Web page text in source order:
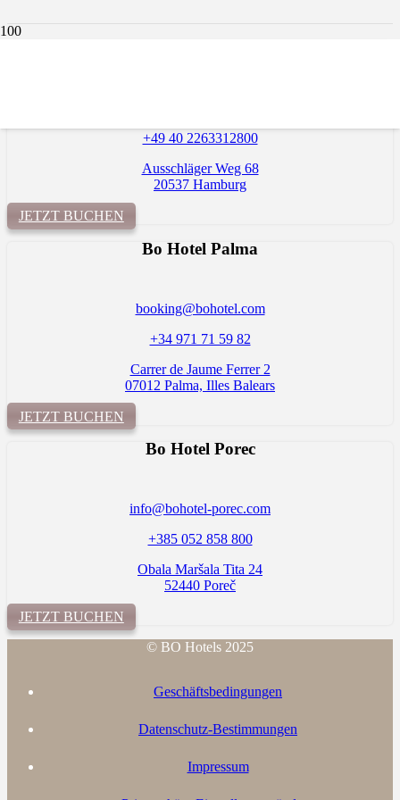
+49 40 2263312800
Ausschläger Weg 68
20537 Hamburg
JETZT BUCHEN
Bo Hotel Palma
booking@bohotel.com
+34 971 71 59 82
Carrer de Jaume Ferrer 2
07012 Palma, Illes Balears
JETZT BUCHEN
Bo Hotel Porec
info@bohotel-porec.com
+385 052 858 800
Obala Maršala Tita 24
52440 Poreč
JETZT BUCHEN
© BO Hotels 2025
Geschäftsbedingungen
Datenschutz-Bestimmungen
Impressum